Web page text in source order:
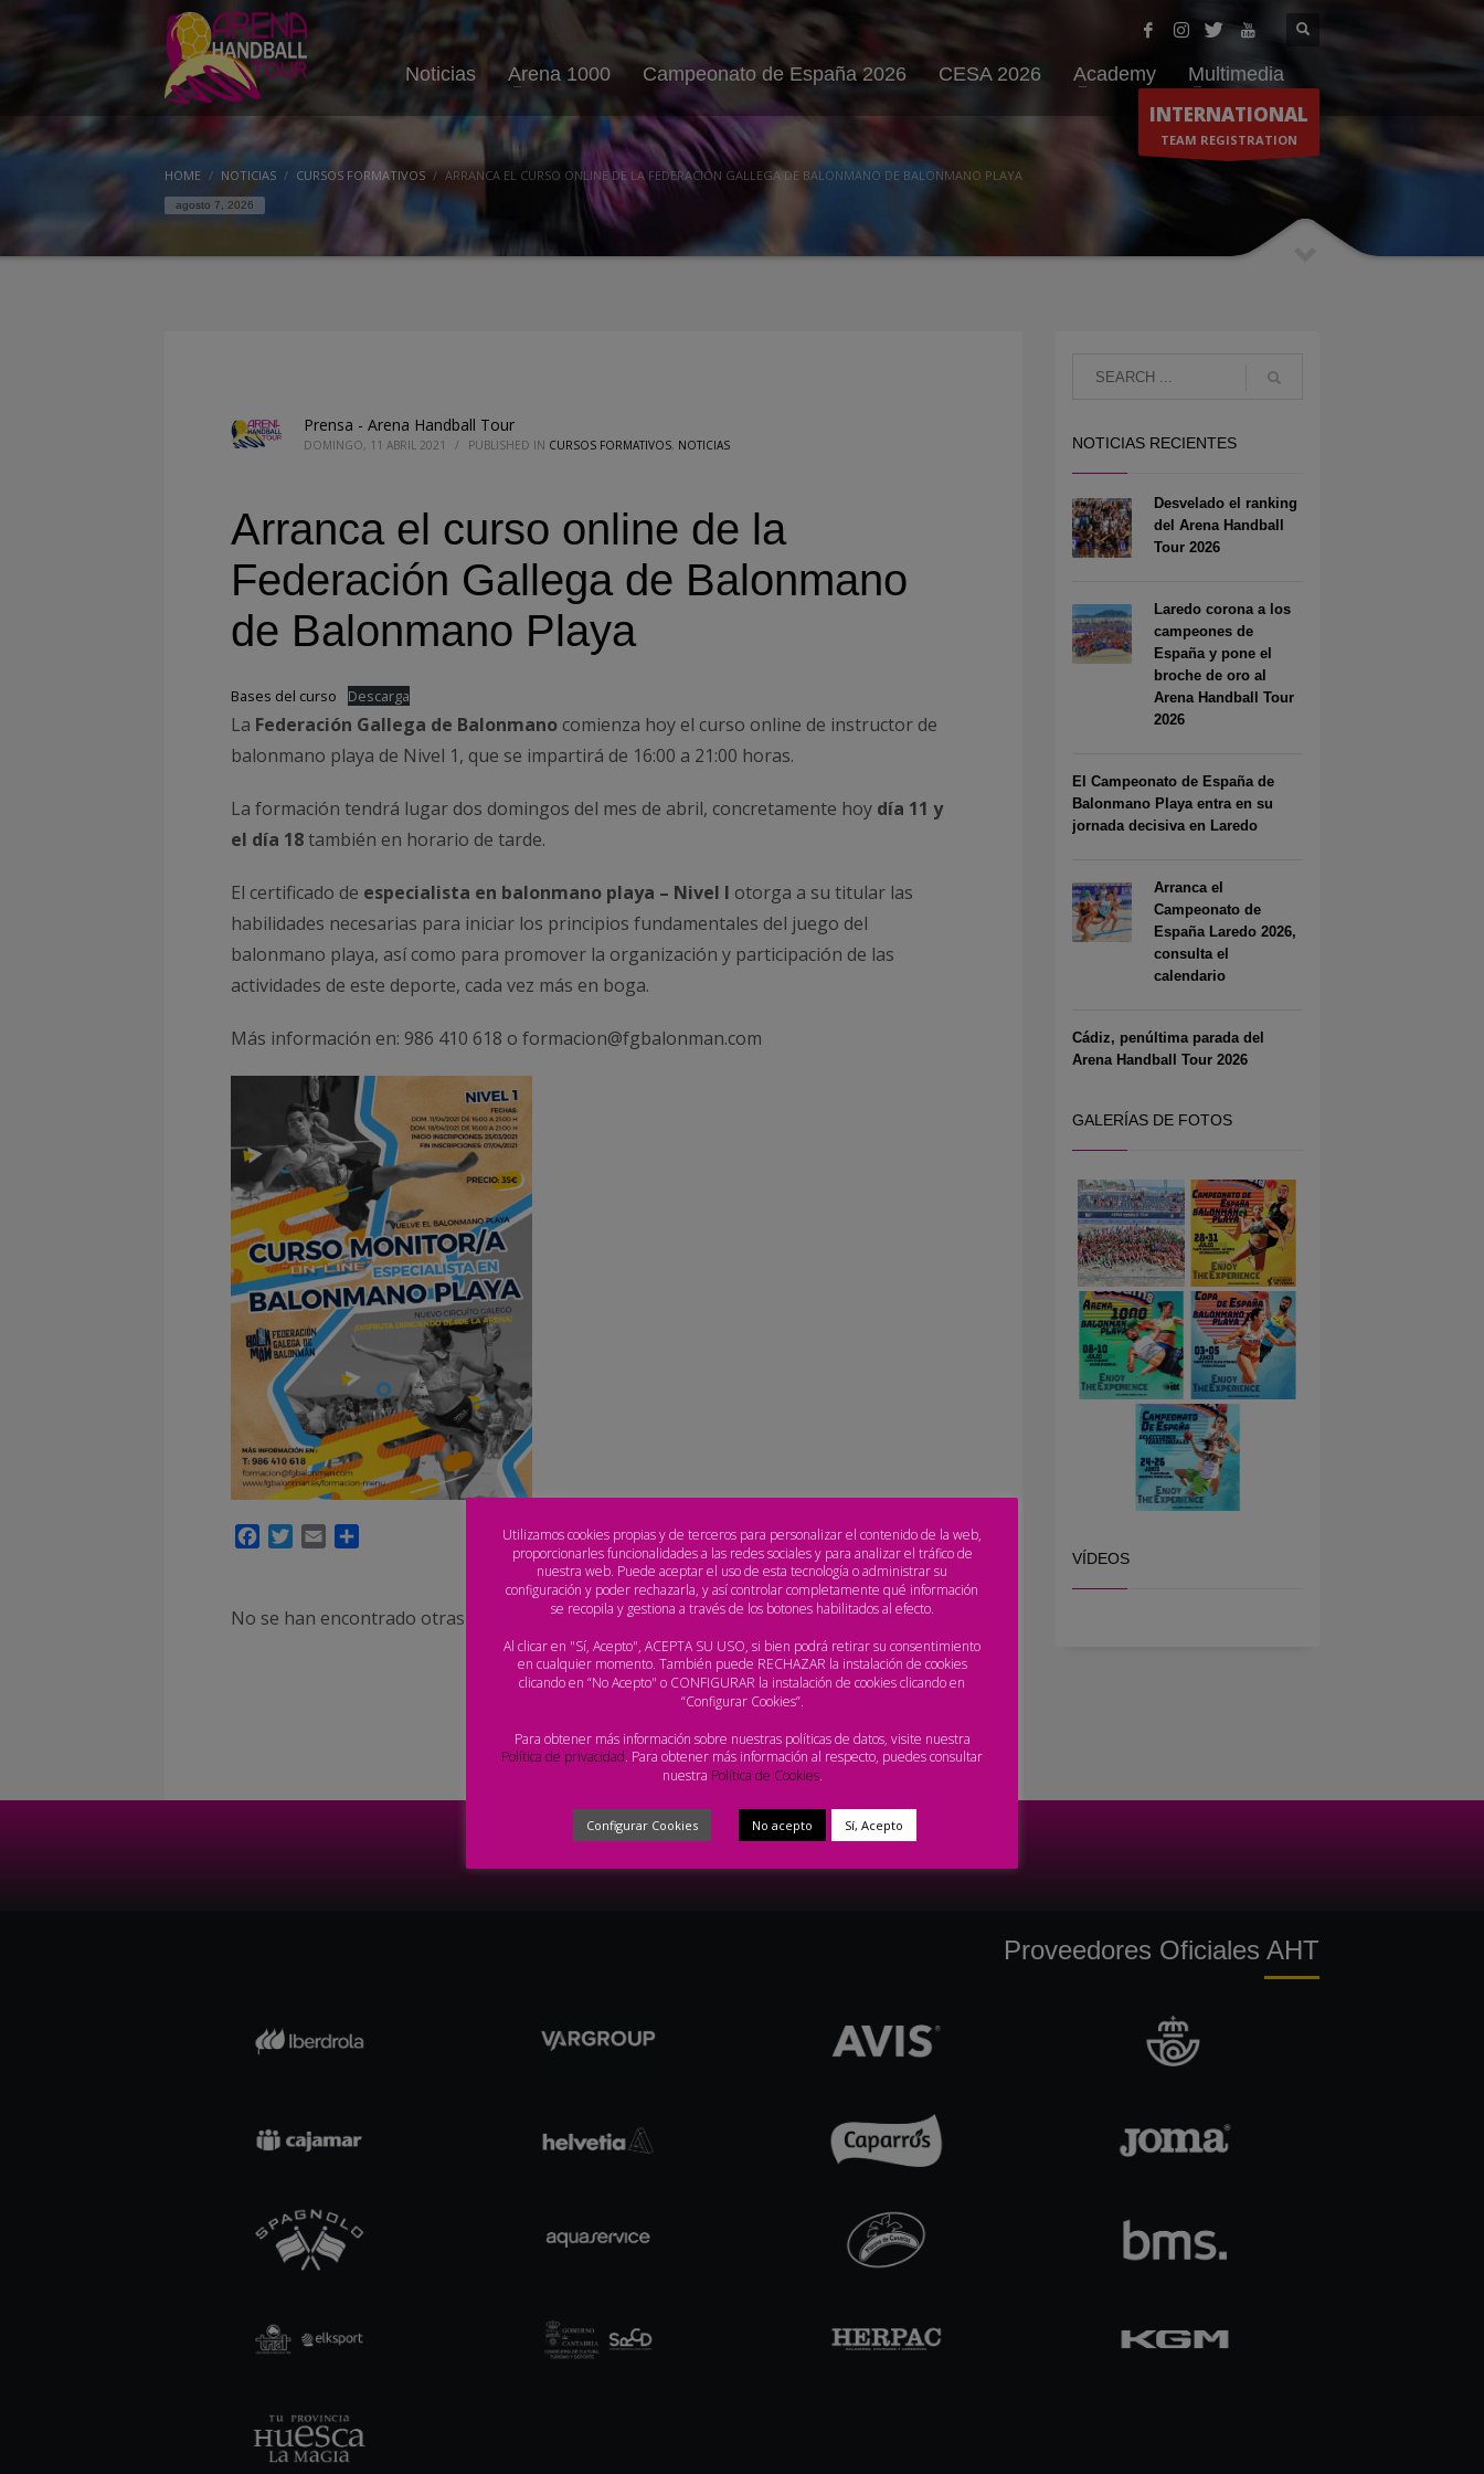
Noticias Arena 1000 Campeonato de España 2026 CESA 2026 Academy Multimedia
INTERNATIONAL
TEAM REGISTRATION
HOME NOTICIAS CURSOS FORMATIVOS ARRANCA EL CURSO ONLINE DE LA FEDERACIÓN GALLEGA DE BALONMANO DE BALONMANO PLAYA
agosto 7, 2026
Prensa - Arena Handball Tour
DOMINGO, 11 ABRIL 2021 / PUBLISHED IN CURSOS FORMATIVOS, NOTICIAS
Arranca el curso online de la
Federación Gallega de Balonmano
de Balonmano Playa
Bases del curso Descarga
La Federación Gallega de Balonmano comienza hoy el curso online de instructor de
balonmano playa de Nivel 1, que se impartirá de 16:00 a 21:00 horas.
La formación tendrá lugar dos domingos del mes de abril, concretamente hoy día 11 y
el día 18también en horario de tarde.
El certificado de especialista en balonmano playa – Nivel I otorga a su titular las
habilidades necesarias para iniciar los principios fundamentales del juego del
balonmano playa, así como para promover la organización y participación de las
actividades de este deporte, cada vez más en boga.
Más información en: 986 410 618 o formacion@fgbalonman.com
FacebookTwitter
Email
No se han encontrado otras publicaciones relacionadas.
NOTICIAS RECIENTES
Desvelado el ranking
del Arena Handball
Tour 2026
Laredo corona a los
campeones de
España y pone el
broche de oro al
Arena Handball Tour
2026
El Campeonato de España de
Balonmano Playa entra en su
jornada decisiva en Laredo
Arranca el
Campeonato de
España Laredo 2026,
consulta el
calendario
Cádiz, penúltima parada del
Arena Handball Tour 2026
GALERÍAS DE FOTOS
VÍDEOS
Proveedores Oficiales AHT
Utilizamos cookies propias y de terceros para personalizar el contenido de la web,
proporcionarles funcionalidades a las redes sociales y para analizar el tráfico de
nuestra web. Puede aceptar el uso de esta tecnología o administrar su
configuración y poder rechazarla, y así controlar completamente qué información
se recopila y gestiona a través de los botones habilitados al efecto.
Al clicar en "Sí, Acepto", ACEPTA SU USO, si bien podrá retirar su consentimiento
en cualquier momento. También puede RECHAZAR la instalación de cookies
clicando en “No Acepto" o CONFIGURAR la instalación de cookies clicando en
“Configurar Cookies”.
Para obtener más información sobre nuestras políticas de datos, visite nuestra
Política de privacidad. Para obtener más información al respecto, puedes consultar
nuestra Política de Cookies.
Configurar Cookies No acepto Sí, Acepto